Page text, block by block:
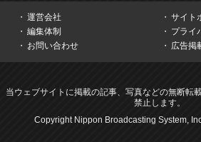
運営会社
サイト
編集体制
プライ
お問い合わせ
広告掲
当ウェブサイトに掲載の記事、写真などの無断転
禁止します。
Copyright Nippon Broadcasting System,